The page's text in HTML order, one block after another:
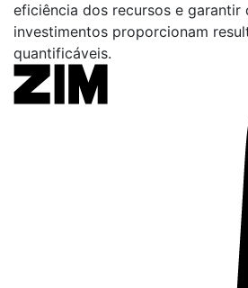
eficiência dos recursos e garantir
investimentos proporcionam
quantificáveis.